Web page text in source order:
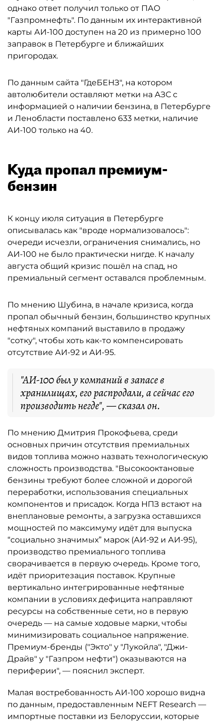
однако ответ получил только от ПАО
"Газпромнефть". По данным их интерактивной
карты АИ-100 доступен на 20 из примерно 100
заправок в Петербурге и ближайших
пригородах.
По данным сайта "ГдеБЕНЗ", на котором
автолюбители оставляют метки на АЗС с
информацией о наличии бензина, в Петербурге
и Ленобласти поставлено 633 метки, наличие
АИ-100 только на 40.
Куда пропал премиум-
бензин
К концу июля ситуация в Петербурге
описывалась как "вроде нормализовалось":
очереди исчезли, ограничения снимались, но
АИ-100 не было практически нигде. К началу
августа общий кризис пошёл на спад, но
премиальный сегмент оставался проблемным.
По мнению Шубина, в начале кризиса, когда
пропал обычный бензин, большинство крупных
нефтяных компаний выставило в продажу
"сотку", чтобы хоть как-то компенсировать
отсутствие АИ-92 и АИ-95.
"АИ-100 был у компаний в запасе в
хранилищах, его распродали, а сейчас его
производить негде", — сказал он.
По мнению Дмитрия Прокофьева, среди
основных причин отсутствия премиальных
видов топлива можно назвать технологическую
сложность производства. "Высокооктановые
бензины требуют более сложной и дорогой
переработки, использования специальных
компонентов и присадок. Когда НПЗ встают на
внеплановые ремонты, а загрузка оставшихся
мощностей по максимуму идёт для выпуска
“социально значимых” марок (АИ-92 и АИ-95),
производство премиального топлива
сворачивается в первую очередь. Кроме того,
идёт приоритезация поставок. Крупные
вертикально интегрированные нефтяные
компании в условиях дефицита направляют
ресурсы на собственные сети, но в первую
очередь — на самые ходовые марки, чтобы
минимизировать социальное напряжение.
Премиум-бренды ("Экто" у "Лукойла", "Джи-
Драйв" у "Газпром нефти") оказываются на
периферии", — пояснил эксперт.
Малая востребованность АИ-100 хорошо видна
по данным, предоставленным NEFT Research —
импортные поставки из Белоруссии, которые